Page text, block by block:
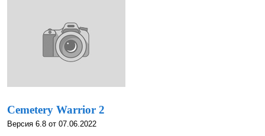
Cemetery Warrior 2
Версия 6.8 от 07.06.2022